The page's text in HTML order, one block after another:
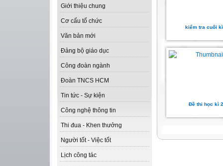
Giới thiệu chung
Cơ cấu tổ chức
Văn bản mới
Đảng bộ giáo dục
Công đoàn ngành
Đoàn TNCS HCM
Tin tức - Sự kiện
Công nghệ thông tin
Thi đua - Khen thưởng
Người tốt - Việc tốt
Lịch công tác
kiểm tra cuối
Đề thi học kì 2